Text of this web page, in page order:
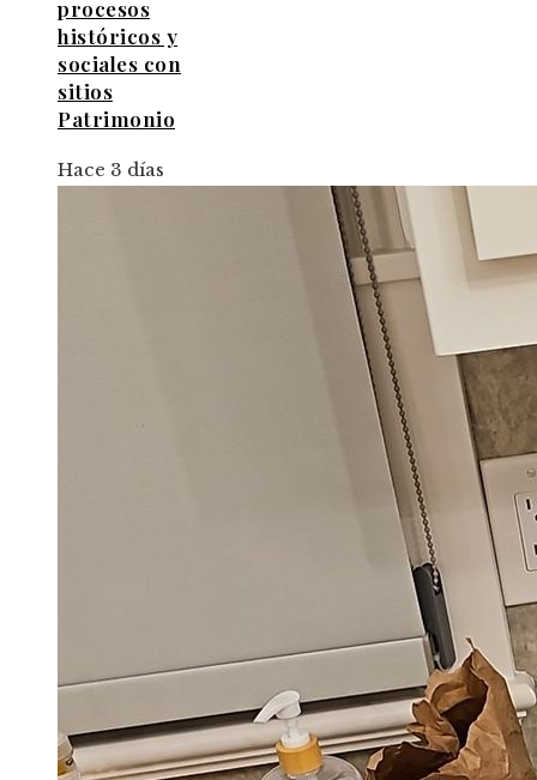
procesos
históricos y
sociales con
sitios
Patrimonio
Hace 3 días